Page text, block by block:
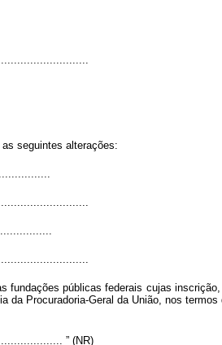
seguintes alterações:
públicas federais cujas
da Procuradoria-Geral da União, nos
” (NR)